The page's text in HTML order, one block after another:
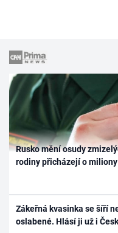
Rusko mění osudy
rodiny přicházejí o miliony
Zákeřná kvasinka se šíří
oslabené. Hlásí ji už i